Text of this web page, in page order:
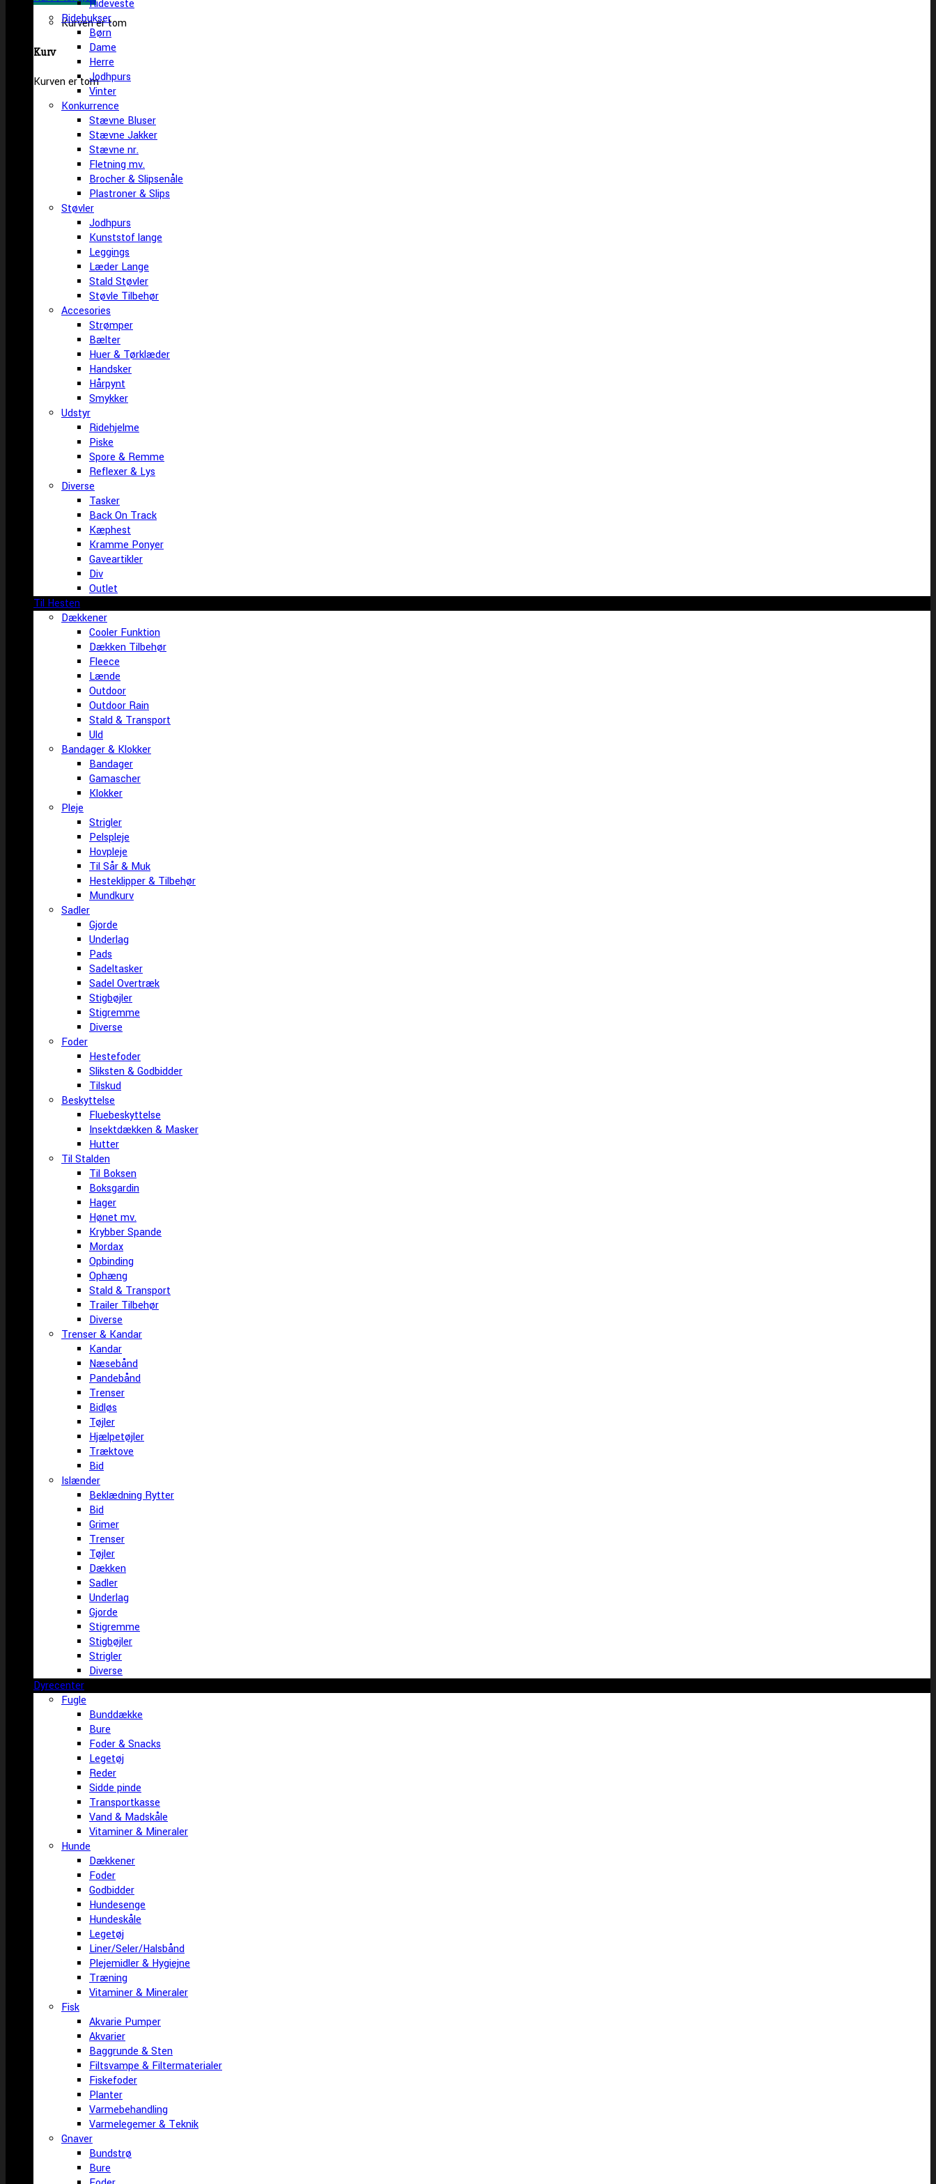
Kurven er tom
Kurv
Kurven er tom
Rideveste
Ridebukser
Børn
Dame
Herre
Jodhpurs
Vinter
Konkurrence
Stævne Bluser
Stævne Jakker
Stævne nr.
Fletning mv.
Brocher & Slipsenåle
Plastroner & Slips
Støvler
Jodhpurs
Kunststof lange
Leggings
Læder Lange
Stald Støvler
Støvle Tilbehør
Accesories
Strømper
Bælter
Huer & Tørklæder
Handsker
Hårpynt
Smykker
Udstyr
Ridehjelme
Piske
Spore & Remme
Reflexer & Lys
Diverse
Tasker
Back On Track
Kæphest
Kramme Ponyer
Gaveartikler
Div
Outlet
Til Hesten
Dækkener
Cooler Funktion
Dækken Tilbehør
Fleece
Lænde
Outdoor
Outdoor Rain
Stald & Transport
Uld
Bandager & Klokker
Bandager
Gamascher
Klokker
Pleje
Strigler
Pelspleje
Hovpleje
Til Sår & Muk
Hesteklipper & Tilbehør
Mundkurv
Sadler
Gjorde
Underlag
Pads
Sadeltasker
Sadel Overtræk
Stigbøjler
Stigremme
Diverse
Foder
Hestefoder
Sliksten & Godbidder
Tilskud
Beskyttelse
Fluebeskyttelse
Insektdækken & Masker
Hutter
Til Stalden
Til Boksen
Boksgardin
Hager
Hønet mv.
Krybber Spande
Mordax
Opbinding
Ophæng
Stald & Transport
Trailer Tilbehør
Diverse
Trenser & Kandar
Kandar
Næsebånd
Pandebånd
Trenser
Bidløs
Tøjler
Hjælpetøjler
Træktove
Bid
Islænder
Beklædning Rytter
Bid
Grimer
Trenser
Tøjler
Dækken
Sadler
Underlag
Gjorde
Stigremme
Stigbøjler
Strigler
Diverse
Dyrecenter
Fugle
Bunddække
Bure
Foder & Snacks
Legetøj
Reder
Sidde pinde
Transportkasse
Vand & Madskåle
Vitaminer & Mineraler
Hunde
Dækkener
Foder
Godbidder
Hundesenge
Hundeskåle
Legetøj
Liner/Seler/Halsbånd
Plejemidler & Hygiejne
Træning
Vitaminer & Mineraler
Fisk
Akvarie Pumper
Akvarier
Baggrunde & Sten
Filtsvampe & Filtermaterialer
Fiskefoder
Planter
Varmebehandling
Varmelegemer & Teknik
Gnaver
Bundstrø
Bure